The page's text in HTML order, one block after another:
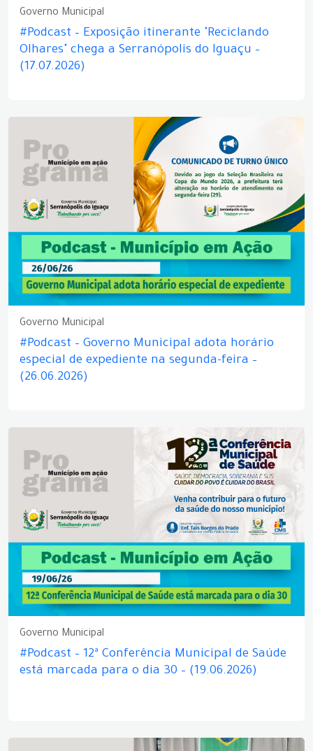
Governo Municipal
#Podcast – Exposição itinerante "Reciclando
Olhares" chega a Serranópolis do Iguaçu –
(17.07.2026)
Governo Municipal
#Podcast – Governo Municipal adota horário
especial de expediente na segunda-feira –
(26.06.2026)
Governo Municipal
#Podcast – 12ª Conferência Municipal de Saúde
está marcada para o dia 30 – (19.06.2026)